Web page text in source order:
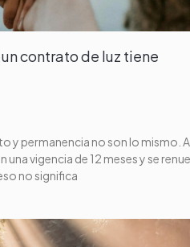
contrato de luz tiene
y permanencia no son lo mismo.
una vigencia de 12 meses y se
no significa